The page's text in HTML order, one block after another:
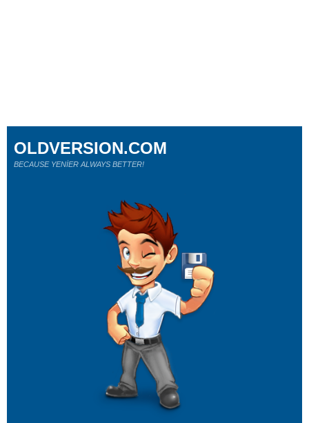
OLDVERSION.COM
BECAUSE YENİER ALWAYS BETTER!